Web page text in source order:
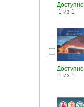
Доступно
1 из 1
Доступно
1 из 1